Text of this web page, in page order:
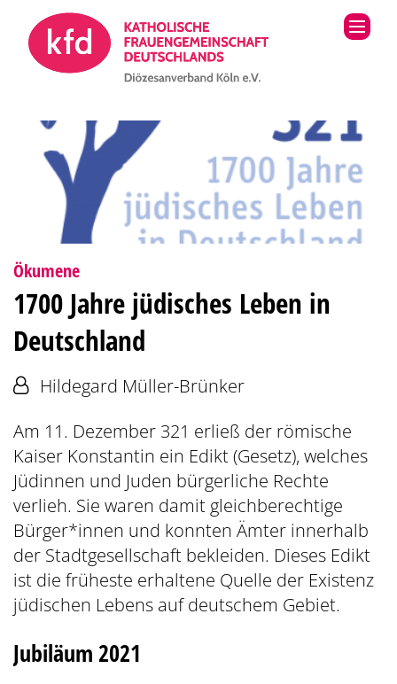
Zum Inhalt springen
Ökumene:
1700 Jahre jüdisches Leben in
Deutschland
Von:Hildegard Müller-Brünker
Am 11. Dezember 321 erließ der römische
Kaiser Konstantin ein Edikt (Gesetz), welches
Jüdinnen und Juden bürgerliche Rechte
verlieh. Sie waren damit gleichberechtige
Bürger*innen und konnten Ämter innerhalb
der Stadtgesellschaft bekleiden. Dieses Edikt
ist die früheste erhaltene Quelle der Existenz
jüdischen Lebens auf deutschem Gebiet.
Jubiläum 2021